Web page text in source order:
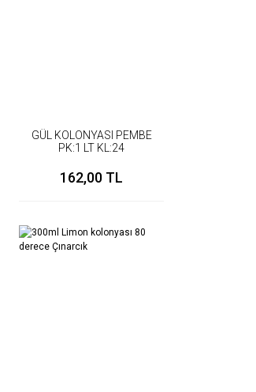
GÜL KOLONYASI PEMBE
PK:1 LT KL:24
162,00 TL